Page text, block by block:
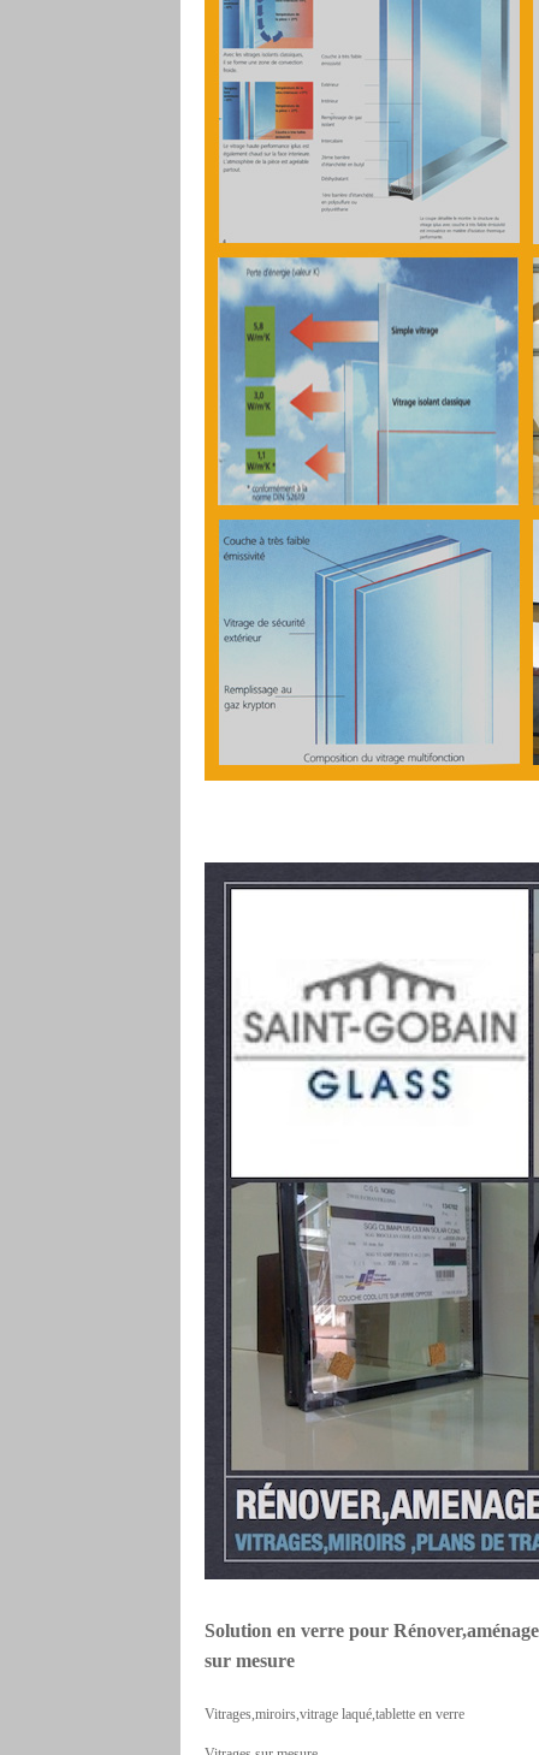
Solution en verre pour
sur mesure
Vitrages,miroirs,vitrage laqué,tablette en verre